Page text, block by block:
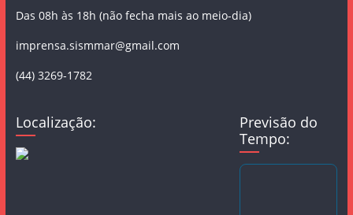
Das 08h às 18h (não fecha mais ao meio-dia)
imprensa.sismmar@gmail.com
(44) 3269-1782
Localização:
Previsão do
Tempo: